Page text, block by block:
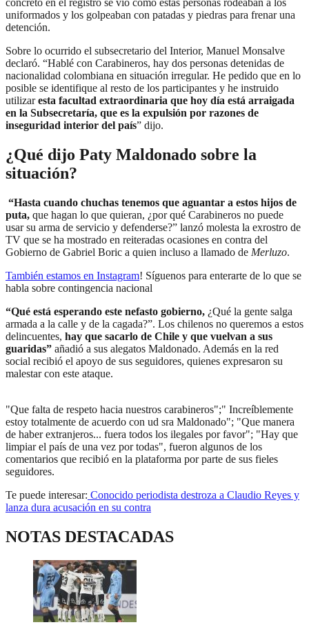
concreto en el registro se vio como estas personas rodeaban a los
uniformados y los golpeaban con patadas y piedras para frenar una
detención.
Sobre lo ocurrido el subsecretario del Interior, Manuel Monsalve
declaró. “Hablé con Carabineros, hay dos personas detenidas de
nacionalidad colombiana en situación irregular. He pedido que en lo
posible se identifique al resto de los participantes y he instruido
utilizaresta facultad extraordinaria que hoy día está arraigada
en la Subsecretaría, que es la expulsión por razones de
inseguridad interior del país” dijo.
¿Qué dijo Paty Maldonado sobre la
situación?
“Hasta cuando chuchas tenemos que aguantar a estos hijos de
puta, que hagan lo que quieran, ¿por qué Carabineros no puede
usar su arma de servicio y defenderse?” lanzó molesta la exrostro de
TV que se ha mostrado en reiteradas ocasiones en contra del
Gobierno de Gabriel Boric a quien incluso a llamado de Merluzo.
También estamos en Instagram! Síguenos para enterarte de lo que se
habla sobre contingencia nacional
“Qué está esperando este nefasto gobierno, ¿Qué la gente salga
armada a la calle y de la cagada?”. Los chilenos no queremos a estos
delincuentes, hay que sacarlo de Chile y que vuelvan a sus
guaridas” añadió a sus alegatos Maldonado. Además en la red
social recibió el apoyo de sus seguidores, quienes expresaron su
malestar con este ataque.
"Que falta de respeto hacia nuestros carabineros";" Increíblemente
estoy totalmente de acuerdo con ud sra Maldonado"; "Que manera
de haber extranjeros... fuera todos los ilegales por favor"; "Hay que
limpiar el país de una vez por todas", fueron algunos de los
comentarios que recibió en la plataforma por parte de sus fieles
seguidores.
Te puede interesar: Conocido periodista destroza a Claudio Reyes y
lanza dura acusación en su contra
NOTAS DESTACADAS